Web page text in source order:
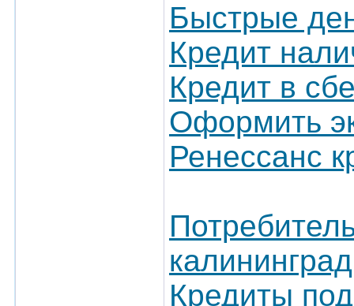
Быстрые
Кредит
Кредит в
Оформить
Ренессанс
калининград
Кредиты